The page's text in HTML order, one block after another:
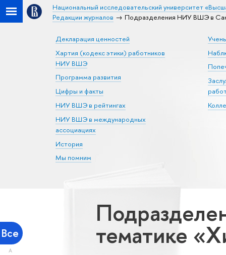
Национальный исследовательский университет
Редакции журналов
Подразделения НИУ ВШЭ в
Декларация ценностей
Хартия (кодекс этики) работников
НИУ ВШЭ
Программа развития
Цифры и факты
НИУ ВШЭ в рейтингах
НИУ ВШЭ в международных
ассоциациях
История
Мы помним
Все
А
тематике